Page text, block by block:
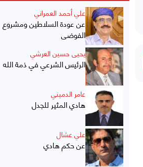
علي أحمد العمراني
عن عودة السلاطين ومشروع
الفوضى
يحيى حسين العرشي
الرئيس الشرعي في ذمة الله
عامر الدميني
هادي المثير للجدل
علي عشال
عن حكم هادي